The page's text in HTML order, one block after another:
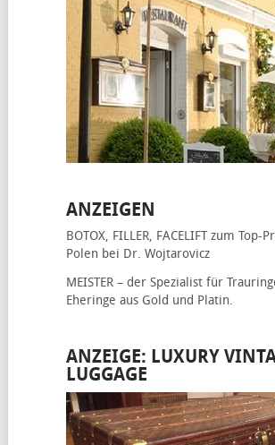
ANZEIGEN
BOTOX, FILLER, FACELIFTzum Top-
Polen bei Dr. Wojtarovicz
MEISTER – der Spezialist für
Eheringe aus Gold und Platin.
ANZEIGE: LUXURY
LUGGAGE